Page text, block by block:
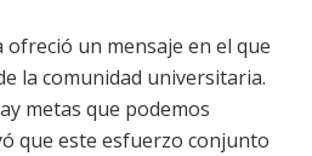
ofreció un mensaje en el que
la comunidad universitaria.
metas que podemos
que este esfuerzo conjunto